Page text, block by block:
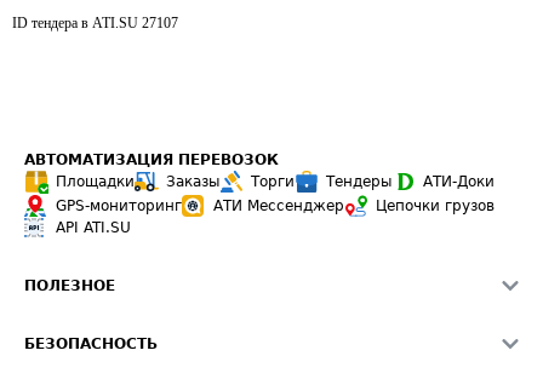
ID тендера в ATI.SU 27107
АВТОМАТИЗАЦИЯ ПЕРЕВОЗОК
Площадки
Заказы Торги Тендеры
АТИ-Доки
GPS-мониторинг
АТИ Мессенджер
Цепочки грузов
API ATI.SU
ПОЛЕЗНОЕ
БЕЗОПАСНОСТЬ